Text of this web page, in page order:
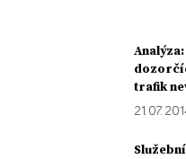
trafik
21. 07.